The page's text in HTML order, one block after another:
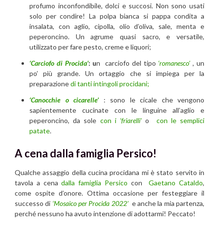
profumo inconfondibile, dolci e succosi. Non sono usati
solo per condire! La polpa bianca si pappa condita a
insalata, con aglio, cipolla, olio d’oliva, sale, menta e
peperoncino. Un agrume quasi sacro, e versatile,
utilizzato per fare pesto, creme e liquori;
‘Carciofo di Procida’: un carciofo del tipo ‘romanesco’ , un
po’ più grande. Un ortaggio che si impiega per la
preparazionedi tanti intingoli procidani;
‘Canocchie o cicarelle’ : sono le cicale che vengono
sapientemente cucinate con le linguine all’aglio e
peperoncino, da sole con i‘friarelli’ o con le semplici
patate.
A cena dalla famiglia Persico!
Qualche assaggio della cucina procidana mi è stato servito in
tavola a cenadalla famiglia Persico conGaetano Cataldo,
come ospite d’onore. Ottima occasione per festeggiare il
successo di ‘Mosaico per Procida 2022’e anche la mia partenza,
perché nessuno ha avuto intenzione di adottarmi! Peccato!